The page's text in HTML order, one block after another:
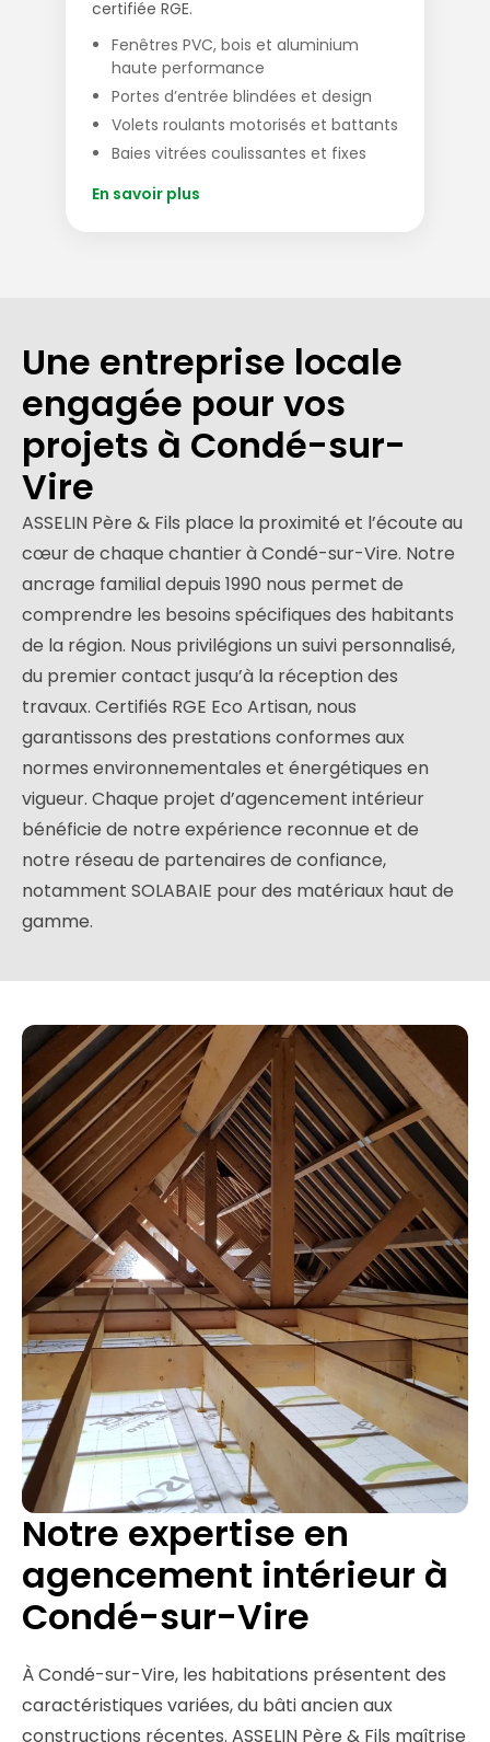
certifiée RGE.
Fenêtres PVC, bois et aluminium
haute performance
Portes d’entrée blindées et design
Volets roulants motorisés et battants
Baies vitrées coulissantes et fixes
En savoir plus
Une entreprise locale
engagée pour vos
projets à Condé-sur-
Vire
ASSELIN Père & Fils place la proximité et l’écoute au
cœur de chaque chantier à Condé-sur-Vire. Notre
ancrage familial depuis 1990 nous permet de
comprendre les besoins spécifiques des habitants
de la région. Nous privilégions un suivi personnalisé,
du premier contact jusqu’à la réception des
travaux. Certifiés RGE Eco Artisan, nous
garantissons des prestations conformes aux
normes environnementales et énergétiques en
vigueur. Chaque projet d’agencement intérieur
bénéficie de notre expérience reconnue et de
notre réseau de partenaires de confiance,
notamment SOLABAIE pour des matériaux haut de
gamme.
Notre expertise en
agencement intérieur à
Condé-sur-Vire
À Condé-sur-Vire, les habitations présentent des
caractéristiques variées, du bâti ancien aux
constructions récentes. ASSELIN Père & Fils maîtrise